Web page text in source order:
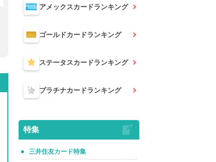
アメックスカードランキング
ゴールドカードランキング
ステータスカードランキング
プラチナカードランキング
特集
三井住友カード特集